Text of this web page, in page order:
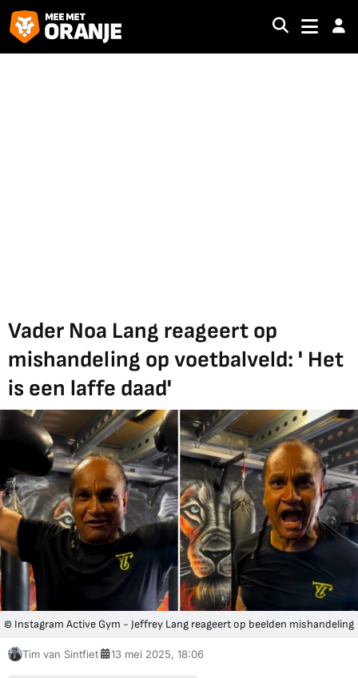
Vader Noa Lang reageert op
mishandeling op voetbalveld: ' Het
is een laffe daad'
© Instagram Active Gym - Jeffrey Lang reageert op beelden mishandeling
Tim van Sintfiet 13 mei 2025, 18:06